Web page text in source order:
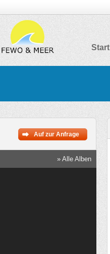
Start
Auf zur Anfrage
» Alle Alben